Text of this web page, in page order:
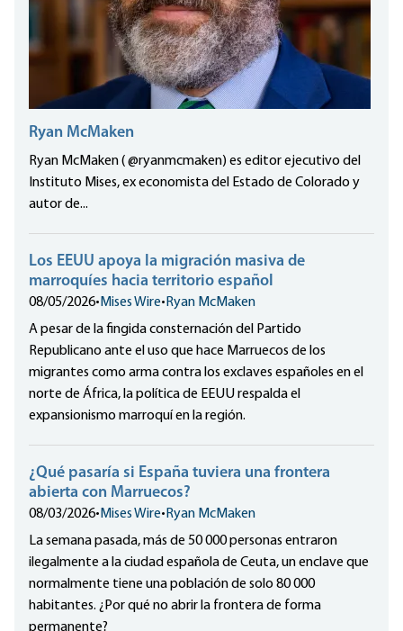
Ryan McMaken
Ryan McMaken ( @ryanmcmaken) es editor ejecutivo del
Instituto Mises, ex economista del Estado de Colorado y
autor de...
Los EEUU apoya la migración masiva de
marroquíes hacia territorio español
08/05/2026• Mises Wire• Ryan McMaken
A pesar de la fingida consternación del Partido
Republicano ante el uso que hace Marruecos de los
migrantes como arma contra los exclaves españoles en el
norte de África, la política de EEUU respalda el
expansionismo marroquí en la región.
¿Qué pasaría si España tuviera una frontera
abierta con Marruecos?
08/03/2026• Mises Wire• Ryan McMaken
La semana pasada, más de 50 000 personas entraron
ilegalmente a la ciudad española de Ceuta, un enclave que
normalmente tiene una población de solo 80 000
habitantes. ¿Por qué no abrir la frontera de forma
permanente?